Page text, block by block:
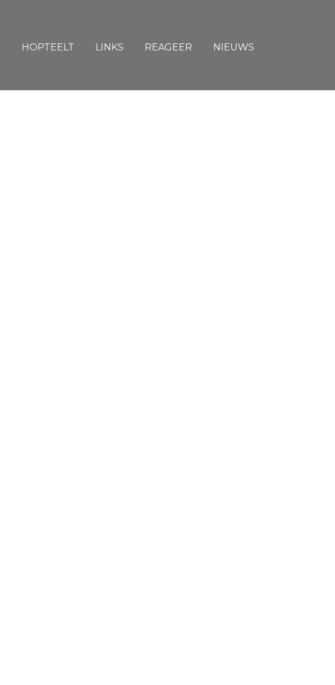
HOPTEELT LINKS REAGEER NIEUWS